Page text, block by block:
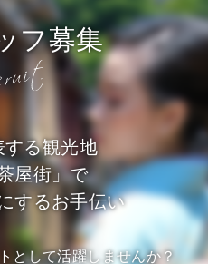
フ募集
する観光地
屋街」で
するお手伝い
として活躍しませんか？